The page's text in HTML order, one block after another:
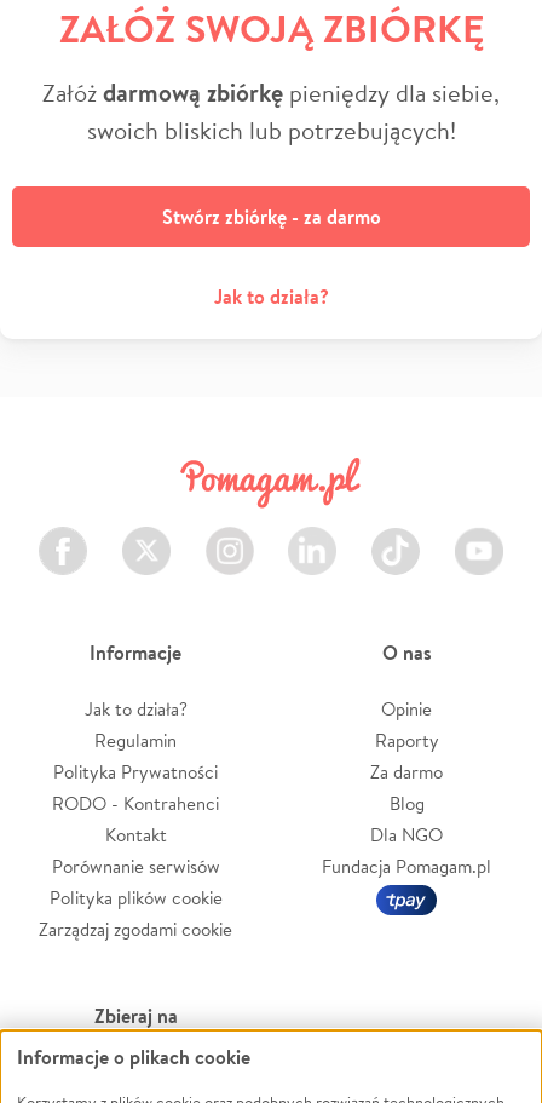
ZAŁÓŻ SWOJĄ ZBIÓRKĘ
Załóżdarmową zbiórkę pieniędzy dla siebie,
swoich bliskich lub potrzebujących!
Stwórz zbiórkę - za darmo
Jak to działa?
Facebook Twitter Instagram LinkedIn TikTok Youtube
Informacje
Jak to działa?
Regulamin
Polityka Prywatności
RODO - Kontrahenci
Kontakt
Porównanie serwisów
Polityka plików cookie
Zarządzaj zgodami cookie
O nas
Opinie
Raporty
Za darmo
Blog
Dla NGO
Fundacja Pomagam.pl
Zbieraj na
Leczenie
Informacje o plikach cookie